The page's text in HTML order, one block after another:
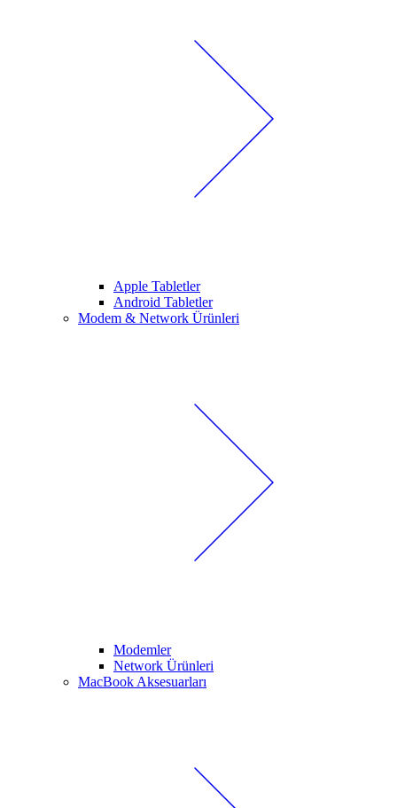
Apple Tabletler
Android Tabletler
Modem & Network Ürünleri
Modemler
Network Ürünleri
MacBook Aksesuarları